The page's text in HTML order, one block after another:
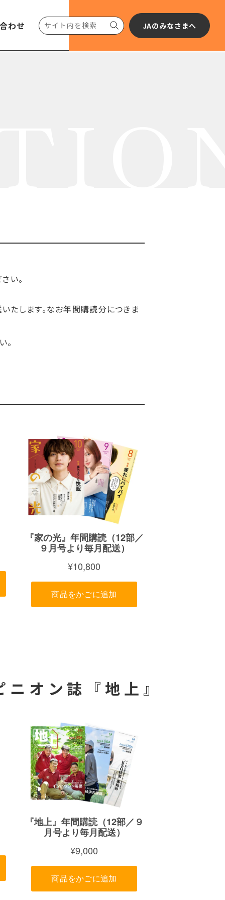
わせ JAのみなさまへ
い。
たします。なお年間購読分につきま
。
オン誌『地上』